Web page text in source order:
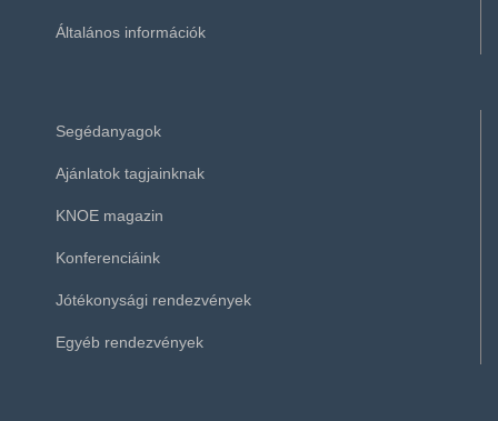
Általános információk
Segédanyagok
Ajánlatok tagjainknak
KNOE magazin
Konferenciáink
Jótékonysági rendezvények
Egyéb rendezvények